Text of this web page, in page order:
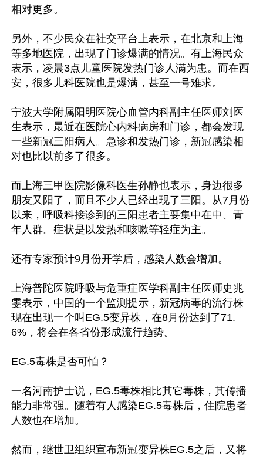
相对更多。
另外，不少民众在社交平台上表示，在北京和上海
等多地医院，出现了门诊爆满的情况。有上海民众
表示，凌晨3点儿童医院发热门诊人满为患。而在西
安，很多儿科医院也是爆满，甚至一号难求。
宁波大学附属阳明医院心血管内科副主任医师刘医
生表示，最近在医院心内科病房和门诊，都会发现
一些新冠三阳病人。急诊和发热门诊，新冠感染相
对也比以前多了很多。
而上海三甲医院影像科医生孙静也表示，身边很多
朋友又阳了，而且不少人已经出现了三阳。从7月份
以来，呼吸科接诊到的三阳患者主要集中在中、青
年人群。症状是以发热和咳嗽等轻症为主。
还有专家预计9月份开学后，感染人数会增加。
上海普陀医院呼吸与危重症医学科副主任医师史兆
雯表示，中国的一个监测提示，新冠病毒的流行株
现在出现一个叫EG.5变异株，在8月份达到了71.
6%，将会在各省份形成流行趋势。
EG.5毒株是否可怕？
一名河南护士说，EG.5毒株相比其它毒株，其传播
能力非常强。随着有人感染EG.5毒株后，住院患者
人数也在增加。
然而，继世卫组织宣布新冠变异株EG.5之后，又将